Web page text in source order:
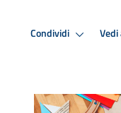
Condividi Vedi